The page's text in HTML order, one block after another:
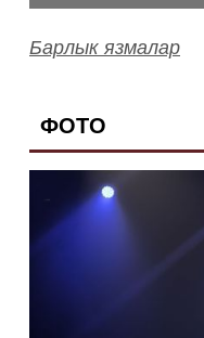
Барлык язмалар
ФОТО